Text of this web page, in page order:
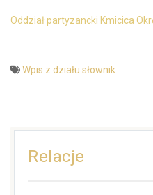
Oddział partyzancki Kmicica
Wpis z działu słownik
Relacje